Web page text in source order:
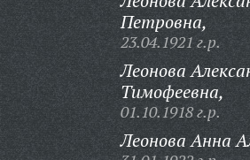
Петровна,
23.04.1921 г.р.
Леонова
Тимофеевна,
01.10.1918 г.р.
Леонова Анна